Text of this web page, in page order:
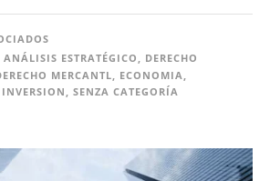
ANÁLISIS ESTRATÉGICO , DERECHO
MERCANTL, ECONOMIA,
INVERSION , SENZA CATEGORÍA